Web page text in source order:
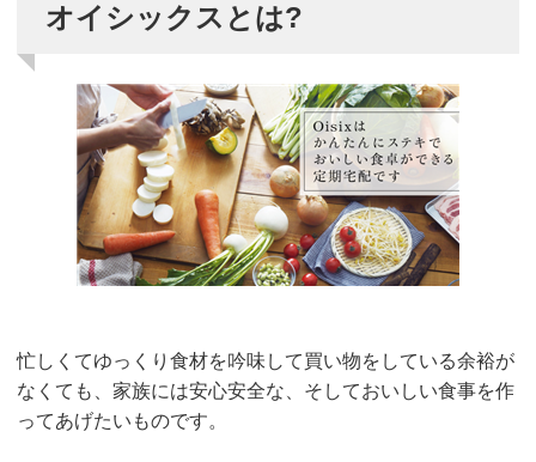
オイシックスとは?
忙しくてゆっくり食材を吟味して買い物をしている余裕が
なくても、家族には安心安全な、そしておいしい食事を作
ってあげたいものです。